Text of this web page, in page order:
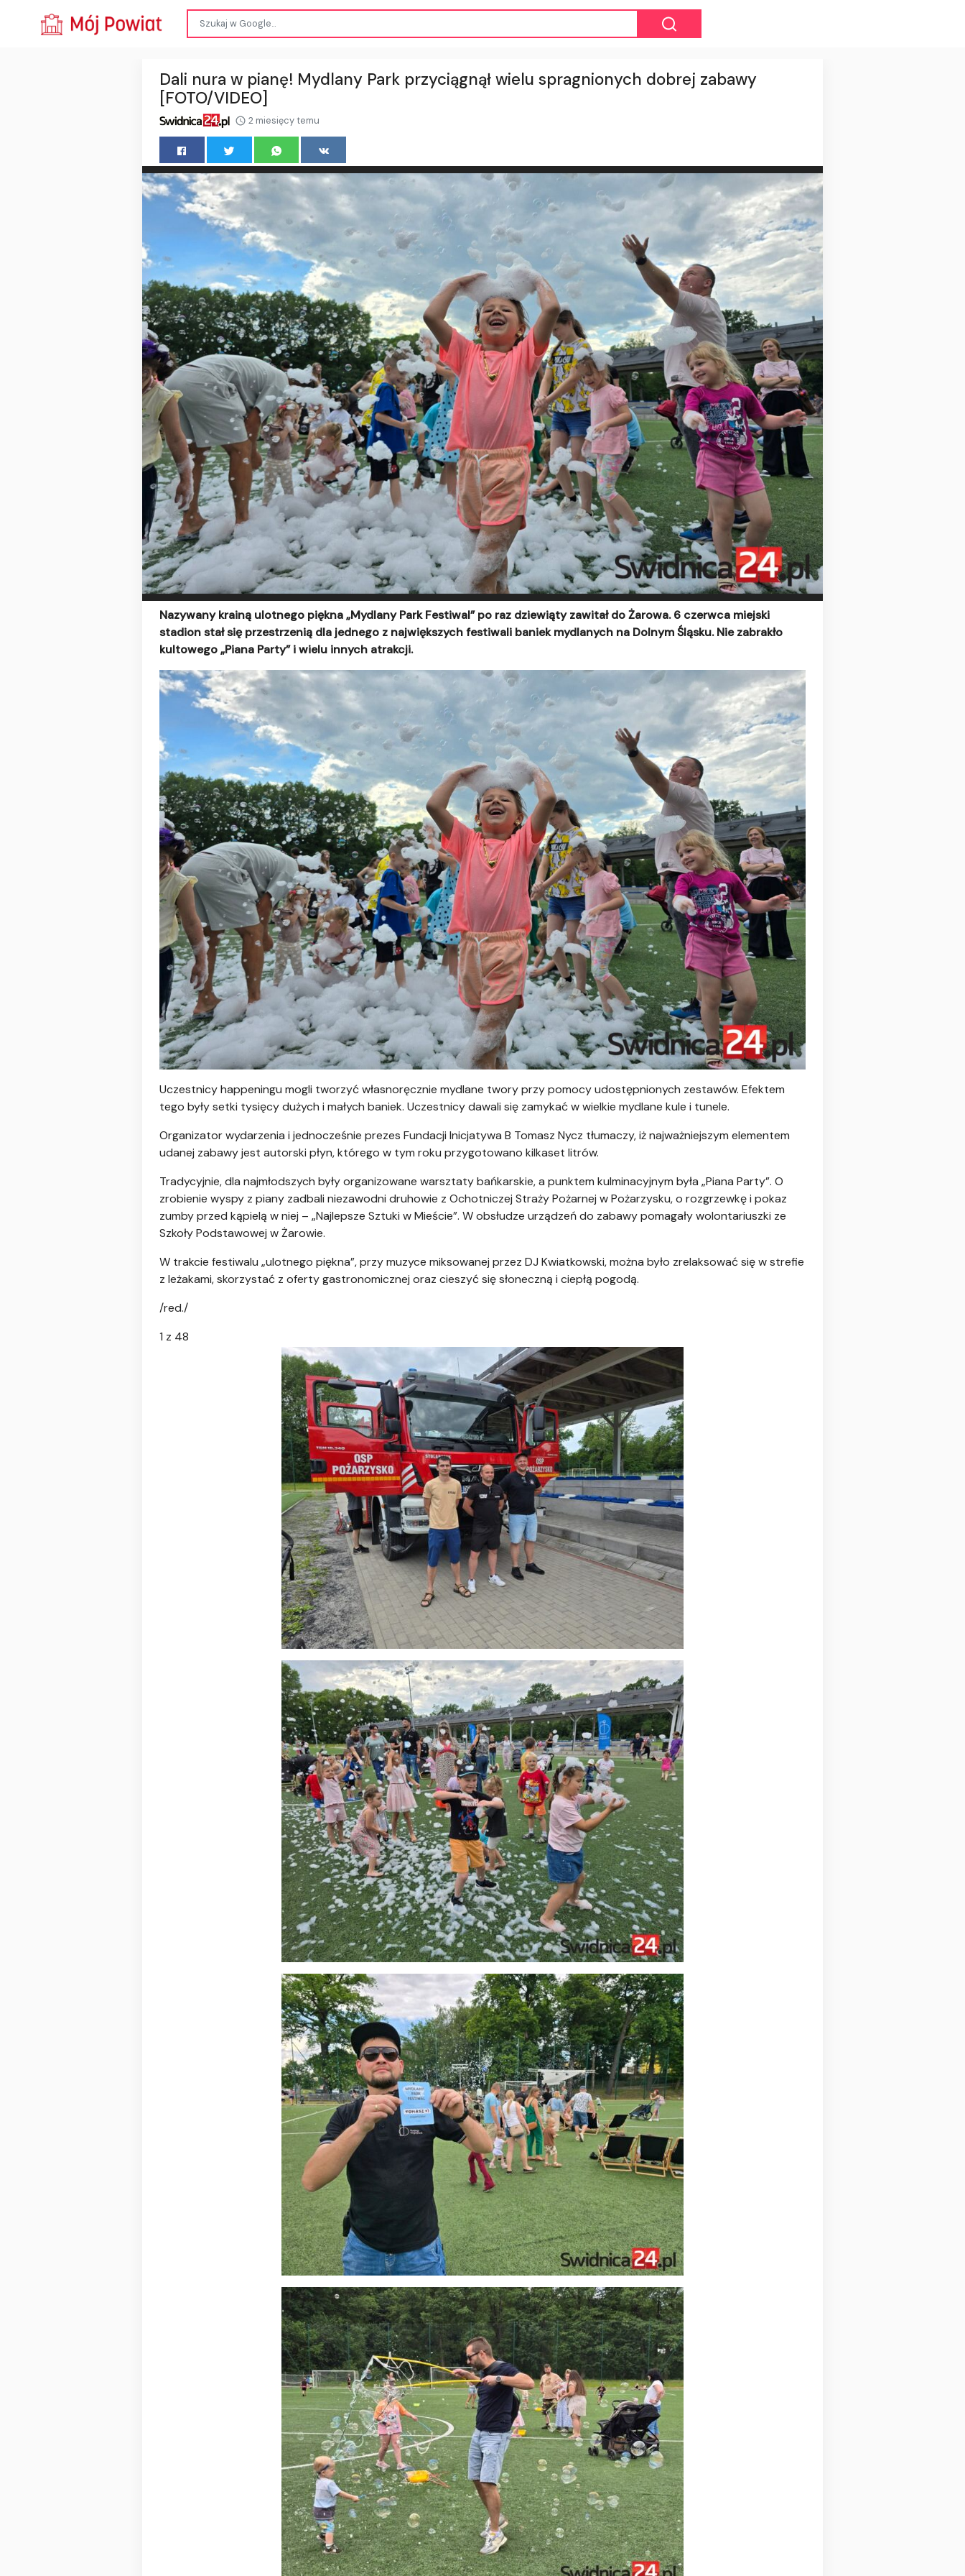
Dali nura w pianę! Mydlany Park przyciągnął wielu spragnionych dobrej zabawy
[FOTO/VIDEO]
2 miesięcy temu
Nazywany krainą ulotnego piękna „Mydlany Park Festiwal” po raz dziewiąty zawitał do Żarowa. 6 czerwca miejski
stadion stał się przestrzenią dla jednego z największych festiwali baniek mydlanych na Dolnym Śląsku. Nie zabrakło
kultowego „Piana Party” i wielu innych atrakcji.
Uczestnicy happeningu mogli tworzyć własnoręcznie mydlane twory przy pomocy udostępnionych zestawów. Efektem
tego były setki tysięcy dużych i małych baniek. Uczestnicy dawali się zamykać w wielkie mydlane kule i tunele.
Organizator wydarzenia i jednocześnie prezes Fundacji Inicjatywa B Tomasz Nycz tłumaczy, iż najważniejszym elementem
udanej zabawy jest autorski płyn, którego w tym roku przygotowano kilkaset litrów.
Tradycyjnie, dla najmłodszych były organizowane warsztaty bańkarskie, a punktem kulminacyjnym była „Piana Party”. O
zrobienie wyspy z piany zadbali niezawodni druhowie z Ochotniczej Straży Pożarnej w Pożarzysku, o rozgrzewkę i pokaz
zumby przed kąpielą w niej – „Najlepsze Sztuki w Mieście”. W obsłudze urządzeń do zabawy pomagały wolontariuszki ze
Szkoły Podstawowej w Żarowie.
W trakcie festiwalu „ulotnego piękna”, przy muzyce miksowanej przez DJ Kwiatkowski, można było zrelaksować się w strefie
z leżakami, skorzystać z oferty gastronomicznej oraz cieszyć się słoneczną i ciepłą pogodą.
/red./
1 z 48